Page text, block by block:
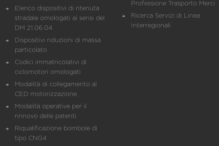
Elenco dispositivi di ritenuta
stradale omologati ai sensi del
DM 21.06.04
Dispositivi riduzioni di massa
particolato
Codici immatricolativi di
ciclomotori omologati
Modalità di collegamento al
CED motorizzazione
Modalità operative per il
rinnovo delle patenti
Riqualificazione bombole di
tipo CNG4
Professione Trasporto Merci
Ricerca Servizi di Linea
Interregionali